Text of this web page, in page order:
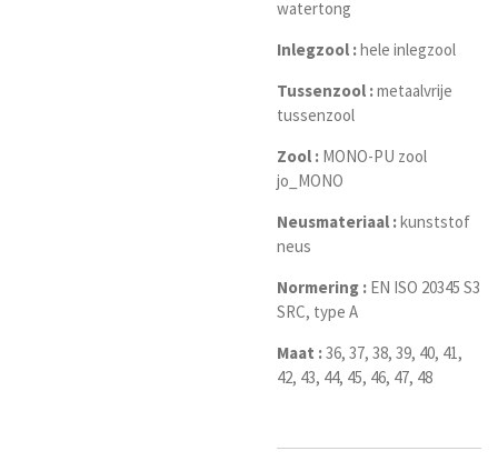
watertong
Inlegzool :hele inlegzool
Tussenzool :metaalvrije
tussenzool
Zool : MONO-PU zool
jo_MONO
Neusmateriaal :kunststof
neus
Normering : EN ISO 20345 S3
SRC, type A
Maat :36, 37, 38, 39, 40, 41,
42, 43, 44, 45, 46, 47, 48